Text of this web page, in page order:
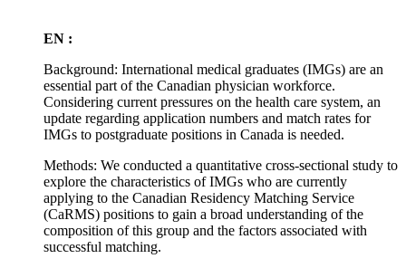
EN :
Background: International medical graduates (IMGs) are an
essential part of the Canadian physician workforce.
Considering current pressures on the health care system, an
update regarding application numbers and match rates for
IMGs to postgraduate positions in Canada is needed.
Methods: We conducted a quantitative cross-sectional study to
explore the characteristics of IMGs who are currently
applying to the Canadian Residency Matching Service
(CaRMS) positions to gain a broad understanding of the
composition of this group and the factors associated with
successful matching.